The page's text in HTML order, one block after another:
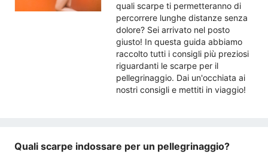
quali scarpe ti permetteranno di
percorrere lunghe distanze senza
dolore? Sei arrivato nel posto
giusto! In questa guida abbiamo
raccolto tutti i consigli più preziosi
riguardanti le scarpe per il
pellegrinaggio. Dai un'occhiata ai
nostri consigli e mettiti in viaggio!
Quali scarpe indossare per un pellegrinaggio?